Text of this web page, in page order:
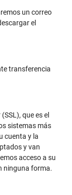
un correo
el
transferencia
que es el
sistemas más
cuenta y la
y van
acceso a su
ninguna forma.